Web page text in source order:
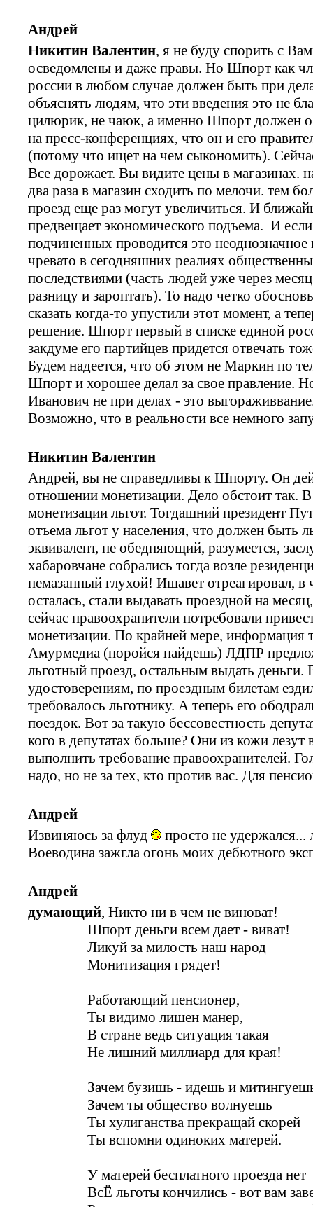
Андрей
Никитин Валентин, я не буду спорить с
осведомлены и даже правы. Но Шпорт как
россии в любом случае должен быть при
объяснять людям, что эти введения это не
цилюрик, не чаюк, а именно Шпорт должен
на пресс-конференциях, что он и его
(потому что ищет на чем сыкономить).
Все дорожает. Вы видите цены в магазинах.
два раза в магазин сходить по мелочи. тем
проезд еще раз могут увеличиться. И
предвещает экономического подъема. И
подчиненных проводится это
чревато в сегодняшних реалиях
последствиями (часть людей уже через
разницу и зароптать). То надо четко
сказать когда-то упустили этот момент, а
решение. Шпорт первый в списке единой
закдуме его партийцев придется отвечать
Будем надеется, что об этом не Маркин по
Шпорт и хорошее делал за свое правление.
Иванович не при делах - это
Возможно, что в реальности все немного
Никитин Валентин
Андрей, вы не справедливы к Шпорту. Он
отношении монетизации. Дело обстоит так.
монетизации льгот. Тогдашний президент
отъема льгот у населения, что должен быть
эквивалент, не обедняющий, разумеется,
хабаровчане собрались тогда возле
немазанный глухой! Ишавет отреагировал, в
осталась, стали выдавать проездной на
сейчас правоохранители потребовали
монетизации. По крайней мере, информация
Амурмедиа (поройся найдешь) ЛДПР
льготный проезд, остальным выдать
удостоверениям, по проездным билетам
требовалось льготнику. А теперь его
поездок. Вот за такую бессовестность
кого в депутатах больше? Они из кожи
выполнить требование правоохранителей.
надо, но не за тех, кто против вас. Для
Андрей
Извиняюсь за флуд
просто не удержался...
Воеводина зажгла огонь моих дебютного
Андрей
думающий, Никто ни в чем не виноват!
Шпорт деньги всем дает - виват!
Ликуй за милость наш народ
Монитизация грядет!
Работающий пенсионер,
Ты видимо лишен манер,
В стране ведь ситуация такая
Не лишний миллиард для края!
Зачем бузишь - идешь и
Зачем ты общество волнуешь
Ты хулиганства прекращай скорей
Ты вспомни одиноких матерей.
У матерей бесплатного проезда нет
ВсЁ льготы кончились - вот вам